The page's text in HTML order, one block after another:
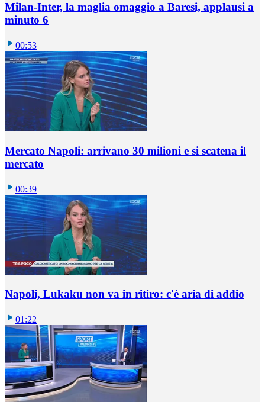
Milan-Inter, la maglia omaggio a Baresi, applausi a
minuto 6
00:53
Mercato Napoli: arrivano 30 milioni e si scatena il
mercato
00:39
Napoli, Lukaku non va in ritiro: c'è aria di addio
01:22